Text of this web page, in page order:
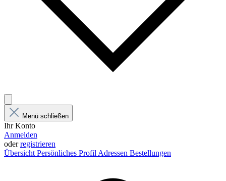
Menü schließen
Ihr Konto
Anmelden
oderregistrieren
Übersicht Persönliches Profil Adressen Bestellungen